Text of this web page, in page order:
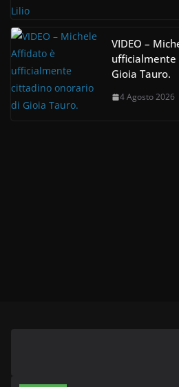
VIDEO –
Gioia Tauro.
4 Agosto 2026